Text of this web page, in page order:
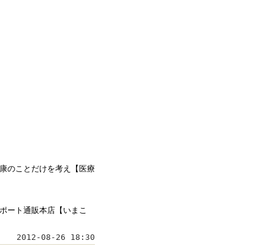
のことだけを考え【医療
ート通販本店【いまこ
2012-08-26 18:30